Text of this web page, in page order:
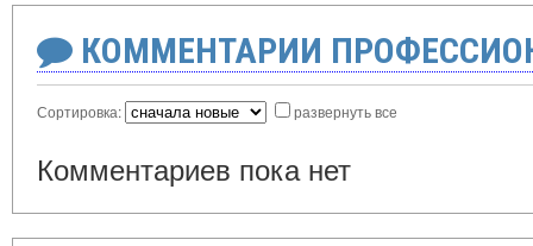
КОММЕНТАРИИ
Сортировка: развернуть все
Комментариев пока нет